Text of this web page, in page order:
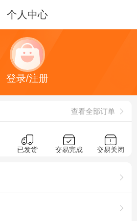
个人中心
登录/注册
查看全部订单
已发货 交易完成 交易关闭